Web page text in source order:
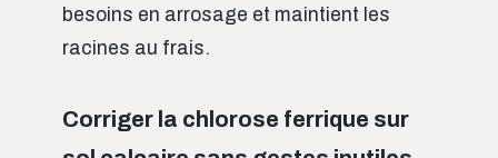
besoins en arrosage et maintient les
racines au frais.
Corriger la chlorose ferrique sur